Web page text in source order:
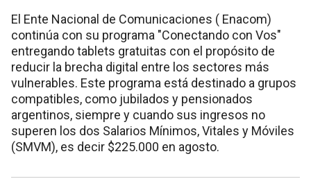
El Ente Nacional de Comunicaciones ( Enacom)
continúa con su programa "Conectando con Vos"
entregando tablets gratuitas con el propósito de
reducir la brecha digital entre los sectores más
vulnerables. Este programa está destinado a grupos
compatibles, como jubilados y pensionados
argentinos, siempre y cuando sus ingresos no
superen los dos Salarios Mínimos, Vitales y Móviles
(SMVM), es decir $225.000 en agosto.